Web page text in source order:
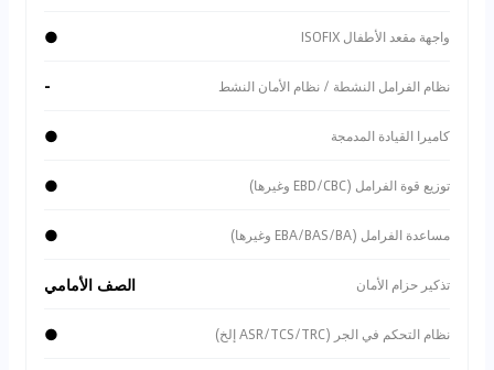
واجهة مقعد الأطفال ISOFIX ●
نظام الفرامل النشطة / نظام الأمان النشط -
كاميرا القيادة المدمجة ●
توزيع قوة الفرامل (EBD/CBC وغيرها) ●
مساعدة الفرامل (EBA/BAS/BA وغيرها) ●
تذكير حزام الأمان الصف الأمامي
نظام التحكم في الجر (ASR/TCS/TRC إلخ) ●